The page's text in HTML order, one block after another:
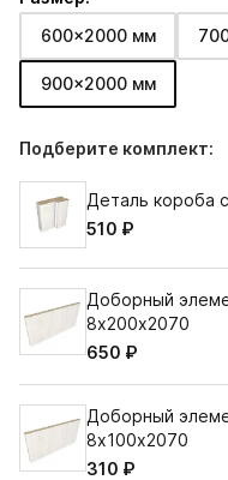
600x2000 мм
900x2000 мм
Подберите комплект:
Деталь короба
510 ₽
Доборный
8х200х2070
650 ₽
Доборный
8х100х2070
310 ₽